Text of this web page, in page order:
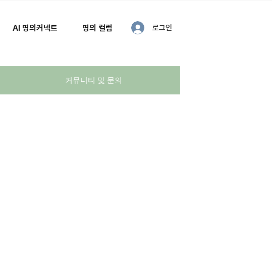
AI 명의커넥트 명의 컬럼 로그인
커뮤니티 및 문의